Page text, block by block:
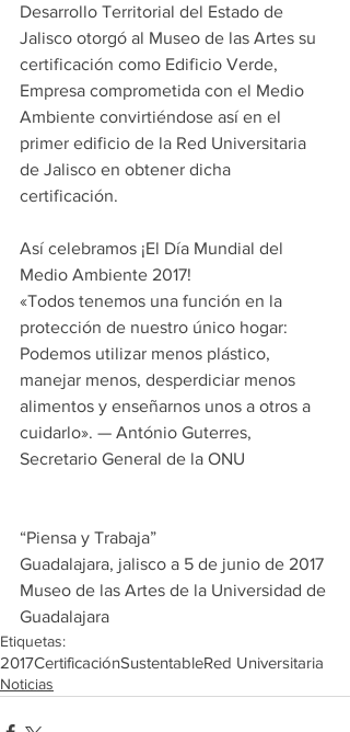
Desarrollo Territorial del Estado de
Jalisco otorgó al Museo de las Artes su
certificación como Edificio Verde,
Empresa comprometida con el Medio
Ambiente convirtiéndose así en el
primer edificio de la Red Universitaria
de Jalisco en obtener dicha
certificación.
Así celebramos ¡El Día Mundial del
Medio Ambiente 2017!
«Todos tenemos una función en la
protección de nuestro único hogar:
Podemos utilizar menos plástico,
manejar menos, desperdiciar menos
alimentos y enseñarnos unos a otros a
cuidarlo». — António Guterres,
Secretario General de la ONU
“Piensa y Trabaja”
Guadalajara, jalisco a 5 de junio de 2017
Museo de las Artes de la Universidad de
Guadalajara
Etiquetas:
2017CertificaciónSustentableRed Universitaria
Noticias